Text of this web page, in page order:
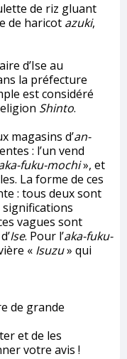
de riz gluant
de haricot azuki,
d’Ise au
la préfecture
est considéré
Shinto.
magasins d’an-
: l’un vend
fuku-mochi», et
La forme de ces
: tous deux sont
significations
vagues sont
Ise. Pour l’aka-fuku-
« Isuzu» qui
de grande
et de les
votre avis !